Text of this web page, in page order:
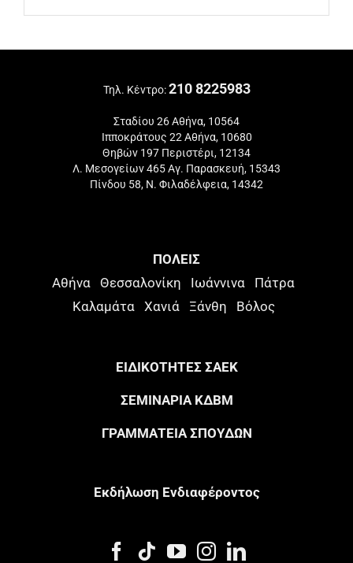
Τηλ. Κέντρο:210 8225983
Σταδίου 26 Αθήνα, 10564
Ιπποκράτους 22 Αθήνα, 10680
Θηβών 197 Περιστέρι, 12134
Λ. Μεσογείων 465 Αγ. Παρασκευή, 15343
Πίνδου 58, Ν. Φιλαδέλφεια, 14342
ΠΟΛΕΙΣ
Αθήνα Θεσσαλονίκη Ιωάννινα
Πάτρα
Καλαμάτα
Χανιά Ξάνθη Βόλος
ΕΙΔΙΚΟΤΗΤΕΣ ΣΑΕΚ
ΣΕΜΙΝΑΡΙΑ ΚΔΒΜ
ΓΡΑΜΜΑΤΕΙΑ ΣΠΟΥΔΩΝ
Eκδήλωση Eνδιαφέροντος